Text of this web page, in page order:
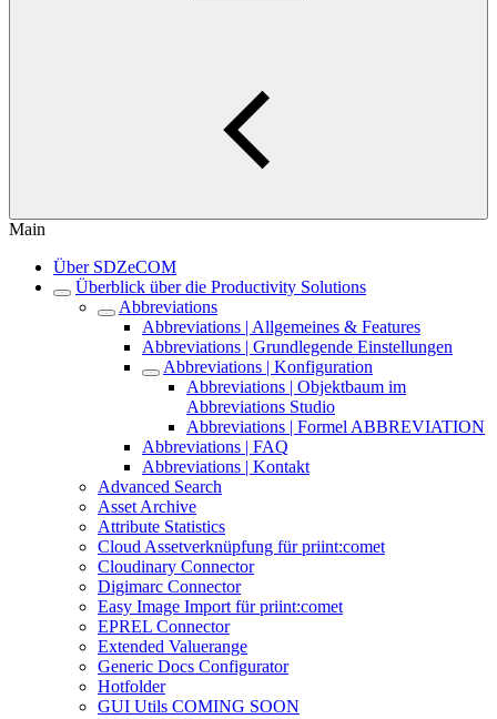
Main
Über SDZeCOM
Überblick über die Productivity Solutions
Abbreviations
Abbreviations | Allgemeines & Features
Abbreviations | Grundlegende Einstellungen
Abbreviations | Konfiguration
Abbreviations | Objektbaum im
Abbreviations Studio
Abbreviations | Formel ABBREVIATION
Abbreviations | FAQ
Abbreviations | Kontakt
Advanced Search
Asset Archive
Attribute Statistics
Cloud Assetverknüpfung für priint:comet
Cloudinary Connector
Digimarc Connector
Easy Image Import für priint:comet
EPREL Connector
Extended Valuerange
Generic Docs Configurator
Hotfolder
GUI Utils COMING SOON